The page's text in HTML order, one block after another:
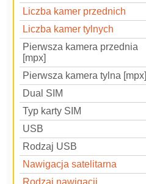
Liczba kamer przednich
Liczba kamer tylnych
Pierwsza kamera przednia
[mpx]
Pierwsza kamera tylna [mpx]
Dual SIM
Typ karty SIM
USB
Rodzaj USB
Nawigacja satelitarna